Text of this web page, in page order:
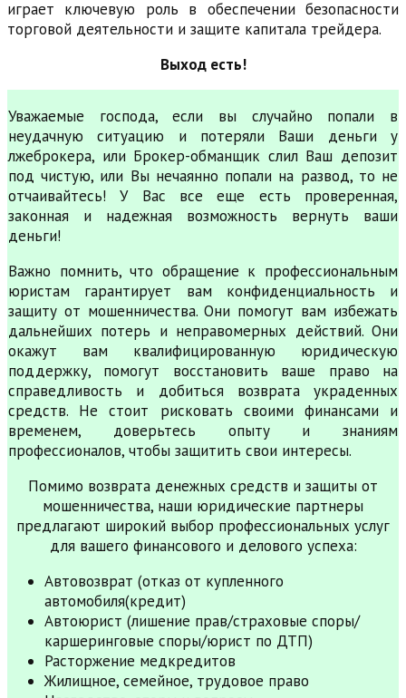
играет ключевую роль в обеспечении безопасности
торговой деятельности и защите капитала трейдера.
Выход есть!
Уважаемые господа, если вы случайно попали в
неудачную ситуацию и потеряли Ваши деньги у
лжеброкера, или Брокер-обманщик слил Ваш депозит
под чистую, или Вы нечаянно попали на развод, то не
отчаивайтесь! У Вас все еще есть проверенная,
законная и надежная возможность вернуть ваши
деньги!
Важно помнить, что обращение к профессиональным
юристам гарантирует вам конфиденциальность и
защиту от мошенничества. Они помогут вам избежать
дальнейших потерь и неправомерных действий. Они
окажут вам квалифицированную юридическую
поддержку, помогут восстановить ваше право на
справедливость и добиться возврата украденных
средств. Не стоит рисковать своими финансами и
временем, доверьтесь опыту и знаниям
профессионалов, чтобы защитить свои интересы.
Помимо возврата денежных средств и защиты от
мошенничества, наши юридические партнеры
предлагают широкий выбор профессиональных услуг
для вашего финансового и делового успеха:
Автовозврат (отказ от купленного
автомобиля(кредит)
Автоюрист (лишение прав/страховые споры/
каршеринговые споры/юрист по ДТП)
Расторжение медкредитов
Жилищное, семейное, трудовое право